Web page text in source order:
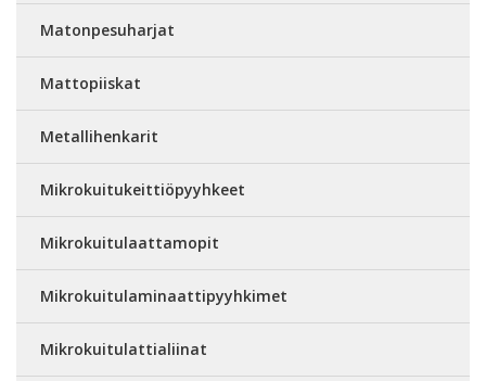
Matonpesuharjat
Mattopiiskat
Metallihenkarit
Mikrokuitukeittiöpyyhkeet
Mikrokuitulaattamopit
Mikrokuitulaminaattipyyhkimet
Mikrokuitulattialiinat